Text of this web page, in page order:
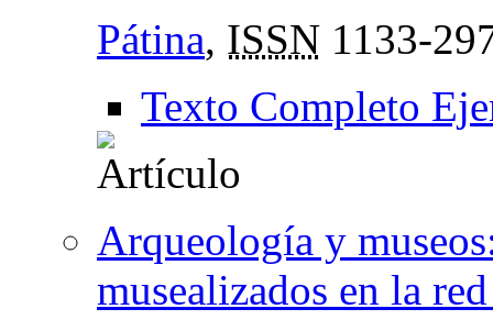
Pátina, ISSN 1133-
Texto Completo
Arqueología y
musealizados en la